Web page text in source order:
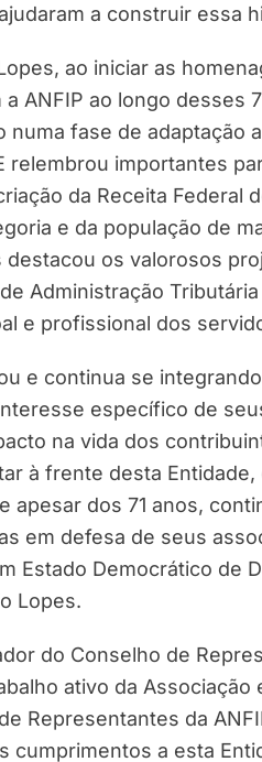
a construir essa
ao iniciar as
ANFIP ao longo desses
numa fase de adaptação
relembrou importantes
da Receita Federal
e da população de
os valorosos
Administração
e profissional dos
e continua se
específico de
na vida dos
à frente desta
apesar dos 71 anos,
em defesa de seus
Estado Democrático de
Lopes.
do Conselho de
ativo da Associação
Representantes da
cumprimentos a esta